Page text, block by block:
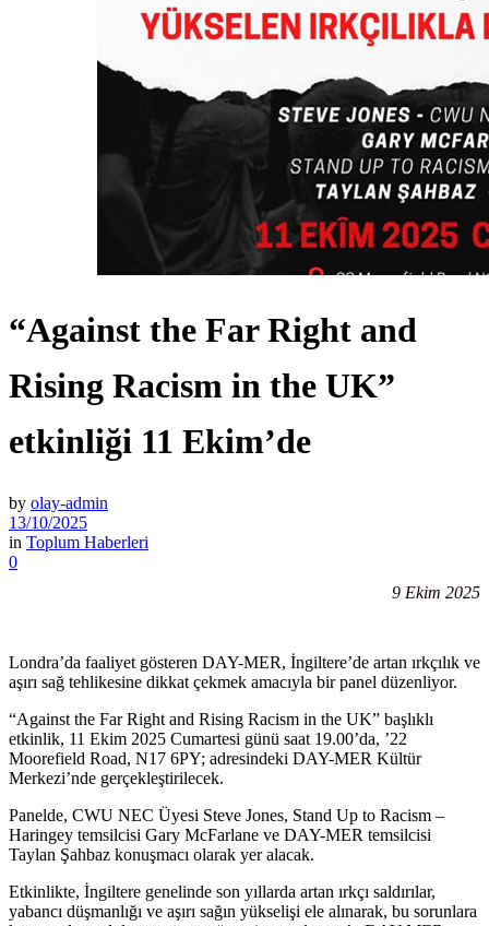
“Against the Far Right and
Rising Racism in the UK”
etkinliği 11 Ekim’de
by olay-admin
13/10/2025
in Toplum Haberleri
0
9 Ekim 2025
Londra’da faaliyet gösteren DAY-MER, İngiltere’de artan ırkçılık ve
aşırı sağ tehlikesine dikkat çekmek amacıyla bir panel düzenliyor.
“Against the Far Right and Rising Racism in the UK” başlıklı
etkinlik, 11 Ekim 2025 Cumartesi günü saat 19.00’da, ’22
Moorefield Road, N17 6PY; adresindeki DAY-MER Kültür
Merkezi’nde gerçekleştirilecek.
Panelde, CWU NEC Üyesi Steve Jones, Stand Up to Racism –
Haringey temsilcisi Gary McFarlane ve DAY-MER temsilcisi
Taylan Şahbaz konuşmacı olarak yer alacak.
Etkinlikte, İngiltere genelinde son yıllarda artan ırkçı saldırılar,
yabancı düşmanlığı ve aşırı sağın yükselişi ele alınarak, bu sorunlara